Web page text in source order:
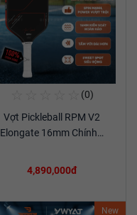
(0)
Vợt Pickleball RPM V2
Elongate 16mm Chính…
4,890,000đ
New